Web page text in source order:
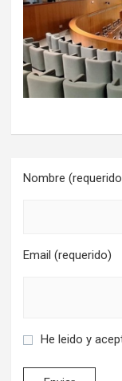
Nombre
Email (requerido)
He leido y